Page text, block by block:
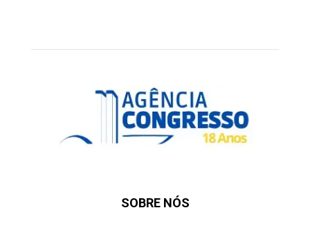
SOBRE NÓS